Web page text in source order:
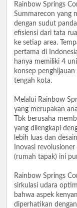
Rainbow Springs
Summarecon yang
dengan sudut
efisiensi dari tata
ke setiap area.
pertama di
hanya memiliki 4
konsep
tengah kota.
Melalui Rainbow
yang merupakan
Tbk berusaha
yang dilengkapi
lebih luas dan
Inovasi
(rumah tapak) ini
Rainbow Springs
sirkulasi udara
bahwa aspek
diperhatikan